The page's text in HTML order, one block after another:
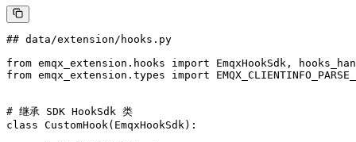
## data/extension/hooks.py
from emqx_extension.hooks import EmqxHookSdk,
from emqx_extension.types import EMQX_CLIENTINFO_PARSE_T,
# 继承 SDK HookSdk 类
class CustomHook(EmqxHookSdk):